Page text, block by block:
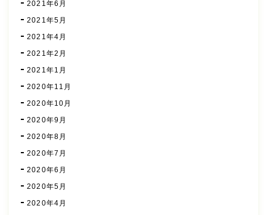
2021年6月
2021年5月
2021年4月
2021年2月
2021年1月
2020年11月
2020年10月
2020年9月
2020年8月
2020年7月
2020年6月
2020年5月
2020年4月